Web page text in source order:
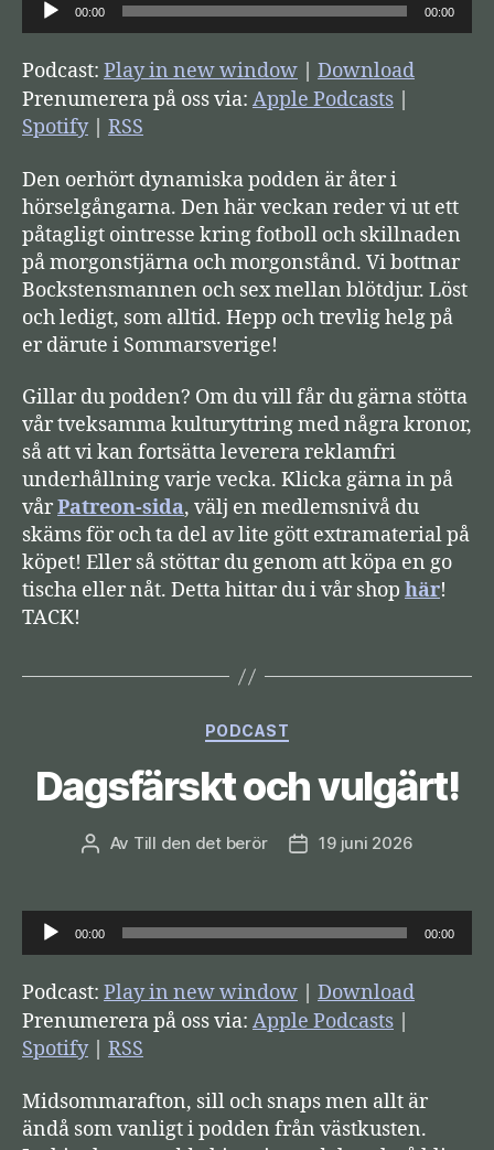
j
u
d
s
e
l
a
r
e
00:00 00:00
Podcast: Play in new window
Download
Prenumerera på oss via: Apple Podcasts
Spotify| RSS
Den oerhört dynamiska podden är åter i
hörselgångarna. Den här veckan reder vi ut ett
påtagligt ointresse kring fotboll och skillnaden
på morgonstjärna och morgonstånd. Vi bottnar
Bockstensmannen och sex mellan blötdjur. Löst
och ledigt, som alltid. Hepp och trevlig helg på
er därute i Sommarsverige!
Gillar du podden? Om du vill får du gärna stötta
vår tveksamma kulturyttring med några kronor,
så att vi kan fortsätta leverera reklamfri
underhållning varje vecka. Klicka gärna in på
vårPatreon-sida, välj en medlemsnivå du
skäms för och ta del av lite gött extramaterial på
köpet! Eller så stöttar du genom att köpa en go
tischa eller nåt. Detta hittar du i vår shop här!
TACK!
Kategorier
PODCAST
Dagsfärskt och vulgärt!
Inläggsförfattare
Av Till den det berör Inläggsdatum
19 juni 2026
j
u
d
s
e
l
00:00 00:00
Podcast: Play in new window
Download
Prenumerera på oss via: Apple Podcasts
Spotify| RSS
Midsommarafton, sill och snaps men allt är
ändå som vanligt i podden från västkusten.